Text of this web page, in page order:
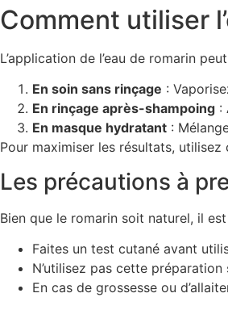
Comment utiliser
L’application de l’eau de romarin
En soin sans rinçage :
En rinçage après-shampoing :
En masque hydratant :
Pour maximiser les résultats,
Les précautions à
Bien que le romarin soit naturel, il
Faites un test cutané avant
N’utilisez pas cette
En cas de grossesse ou